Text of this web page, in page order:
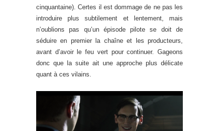
cinquantaine). Certes il est dommage de ne pas les
introduire plus subtilement et lentement, mais
n’oublions pas qu’un épisode pilote se doit de
séduire en premier la chaîne et les producteurs,
avant d’avoir le feu vert pour continuer. Gageons
donc que la suite ait une approche plus délicate
quant à ces vilains.